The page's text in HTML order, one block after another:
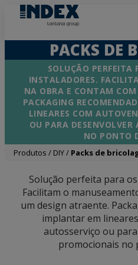
PACKS DE
SOLUÇÃO PERFEITA
INSTALADORES.
NA OBRA E CONTAM
PACKAGING
LINEARES COM
OU PARA DESENVOLVER
NO PONTO
Produtos / DIY/ Packs de
Solução perfeita para
Facilitam o
um design atraente.
implantar em
autosserviço ou
promocionais no